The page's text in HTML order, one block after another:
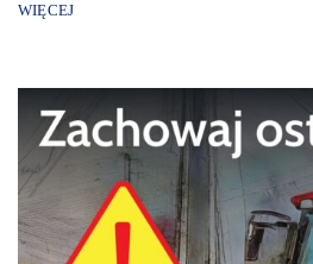
WIĘCEJ